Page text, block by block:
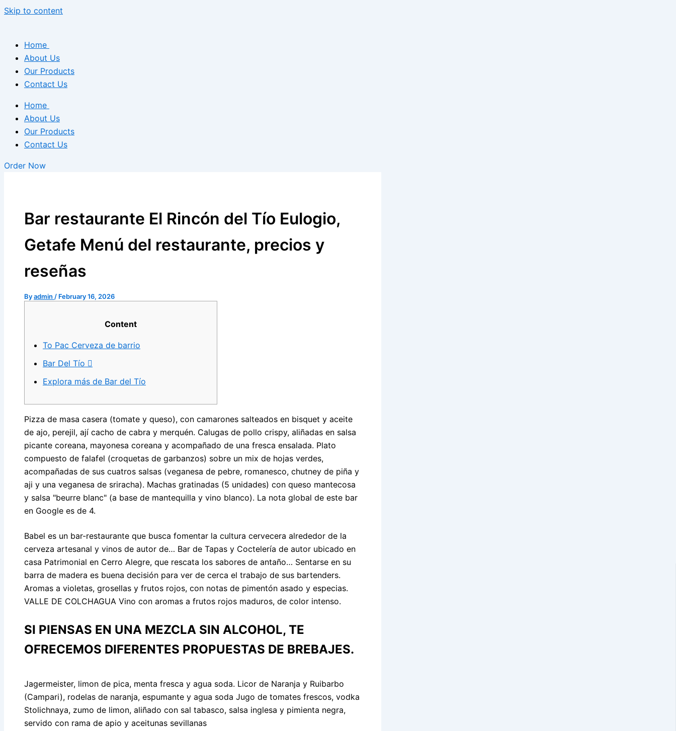
Skip to content
Home
About Us
Our Products
Contact Us
Home
About Us
Our Products
Contact Us
Order Now
Bar restaurante El Rincón del Tío Eulogio,
Getafe Menú del restaurante, precios y
reseñas
Byadmin / February 16, 2026
Content
To Pac Cerveza de barrio
Bar Del Tío 
Explora más de Bar del Tío
Pizza de masa casera (tomate y queso), con camarones salteados en bisquet y aceite
de ajo, perejil, ají cacho de cabra y merquén. Calugas de pollo crispy, aliñadas en salsa
picante coreana, mayonesa coreana y acompañado de una fresca ensalada. Plato
compuesto de falafel (croquetas de garbanzos) sobre un mix de hojas verdes,
acompañadas de sus cuatros salsas (veganesa de pebre, romanesco, chutney de piña y
aji y una veganesa de sriracha). Machas gratinadas (5 unidades) con queso mantecosa
y salsa "beurre blanc" (a base de mantequilla y vino blanco). La nota global de este bar
en Google es de 4.
Babel es un bar-restaurante que busca fomentar la cultura cervecera alrededor de la
cerveza artesanal y vinos de autor de… Bar de Tapas y Coctelería de autor ubicado en
casa Patrimonial en Cerro Alegre, que rescata los sabores de antaño… Sentarse en su
barra de madera es buena decisión para ver de cerca el trabajo de sus bartenders.
Aromas a violetas, grosellas y frutos rojos, con notas de pimentón asado y especias.
VALLE DE COLCHAGUA Vino con aromas a frutos rojos maduros, de color intenso.
SI PIENSAS EN UNA MEZCLA SIN ALCOHOL, TE
OFRECEMOS DIFERENTES PROPUESTAS DE BREBAJES.
Jagermeister, limon de pica, menta fresca y agua soda. Licor de Naranja y Ruibarbo
(Campari), rodelas de naranja, espumante y agua soda Jugo de tomates frescos, vodka
Stolichnaya, zumo de limon, aliñado con sal tabasco, salsa inglesa y pimienta negra,
servido con rama de apio y aceitunas sevillanas